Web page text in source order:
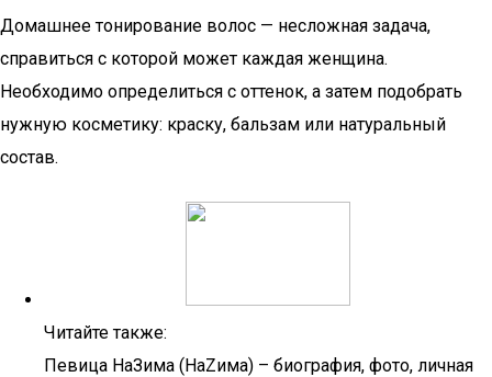
Домашнее тонирование волос — несложная задача,
справиться с которой может каждая женщина.
Необходимо определиться с оттенок, а затем подобрать
нужную косметику: краску, бальзам или натуральный
состав.
Читайте также:
Певица НаЗима (НаZима) – биография, фото, личная